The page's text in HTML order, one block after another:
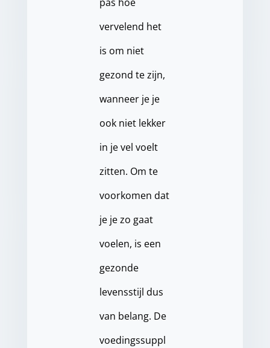
vervelend het
is om niet
gezond te zijn,
wanneer je je
ook niet lekker
in je vel voelt
zitten. Om te
voorkomen dat
je je zo gaat
voelen, is een
gezonde
levensstijl dus
van belang. De
voedingssuppl